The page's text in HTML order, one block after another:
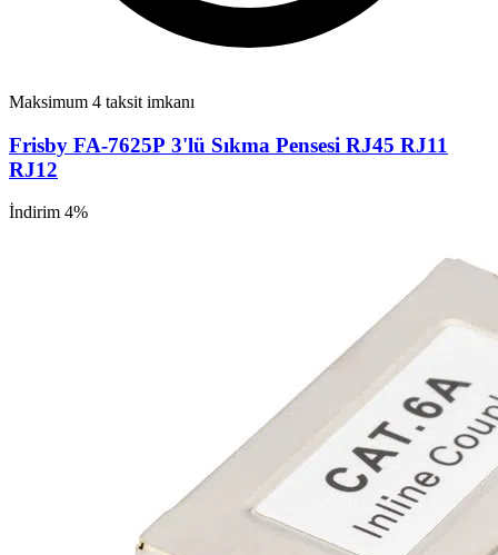
Maksimum 4 taksit imkanı
Frisby FA-7625P 3'lü Sıkma Pensesi RJ45 RJ11
RJ12
İndirim 4%